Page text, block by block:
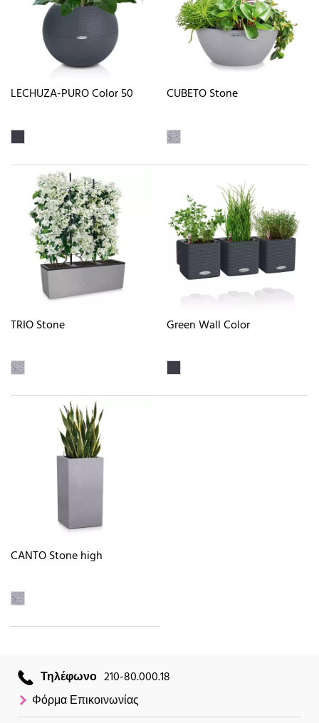
LECHUZA-PURO Color 50 CUBETO Stone
TRIO Stone Green Wall Color
CANTO Stone high
Τηλέφωνο 210-80.000.18
Φόρμα Επικοινωνίας